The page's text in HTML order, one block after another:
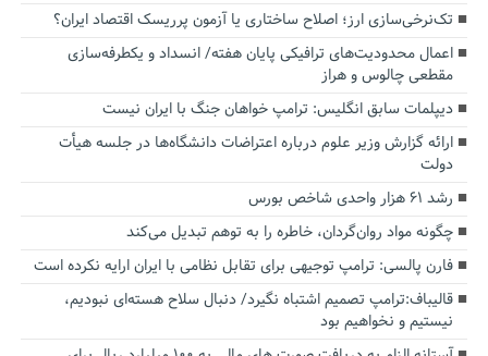
تک‌نرخی‌سازی ارز؛ اصلاح ساختاری یا آزمون پرریسک اقتصاد ایران؟
اعمال محدودیت‌های ترافیکی پایان هفته/ انسداد و یکطرفه‌سازی
مقطعی چالوس و هراز
دیپلمات سابق انگلیس:‌ ترامپ خواهان جنگ با ایران نیست
ارائه گزارش وزیر علوم درباره اعتراضات دانشگاه‌ها در جلسه هیأت
دولت
رشد ۶۱ هزار واحدی شاخص بورس
چگونه مواد روان‌گردان، خاطره را به توهم تبدیل می‌کند
فارن پالسی: ترامپ توجیهی برای تقابل نظامی با ایران ارایه نکرده است
قالیباف:ترامپ تصمیم اشتباه نگیرد/ دنبال سلاح هسته‌ای نبودیم،
نیستیم و نخواهیم بود